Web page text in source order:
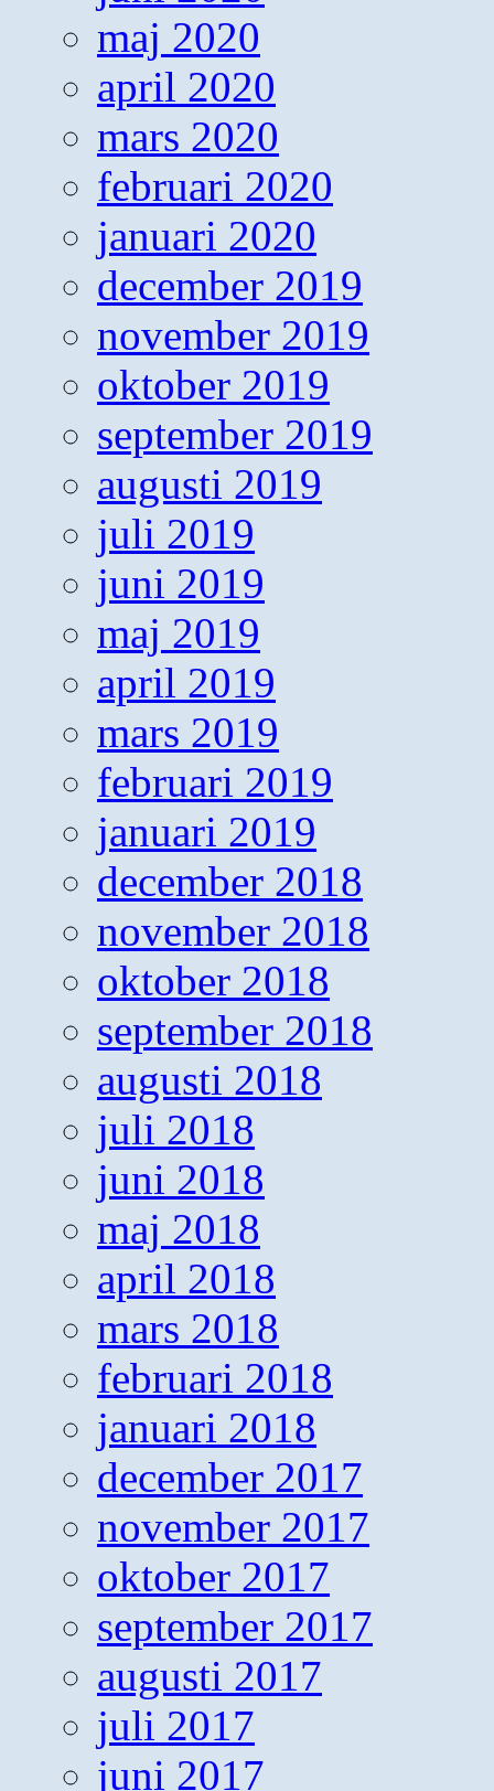
maj 2020
april 2020
mars 2020
februari 2020
januari 2020
december 2019
november 2019
oktober 2019
september 2019
augusti 2019
juli 2019
juni 2019
maj 2019
april 2019
mars 2019
februari 2019
januari 2019
december 2018
november 2018
oktober 2018
september 2018
augusti 2018
juli 2018
juni 2018
maj 2018
april 2018
mars 2018
februari 2018
januari 2018
december 2017
november 2017
oktober 2017
september 2017
augusti 2017
juli 2017
juni 2017